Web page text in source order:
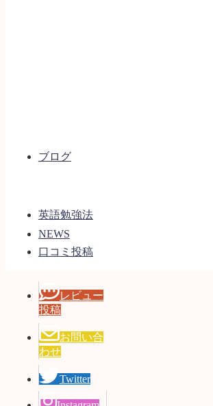
ブログ
英語勉強法
NEWS
口コミ投稿
レビュー
投稿
お問い合
わせ
Twitter